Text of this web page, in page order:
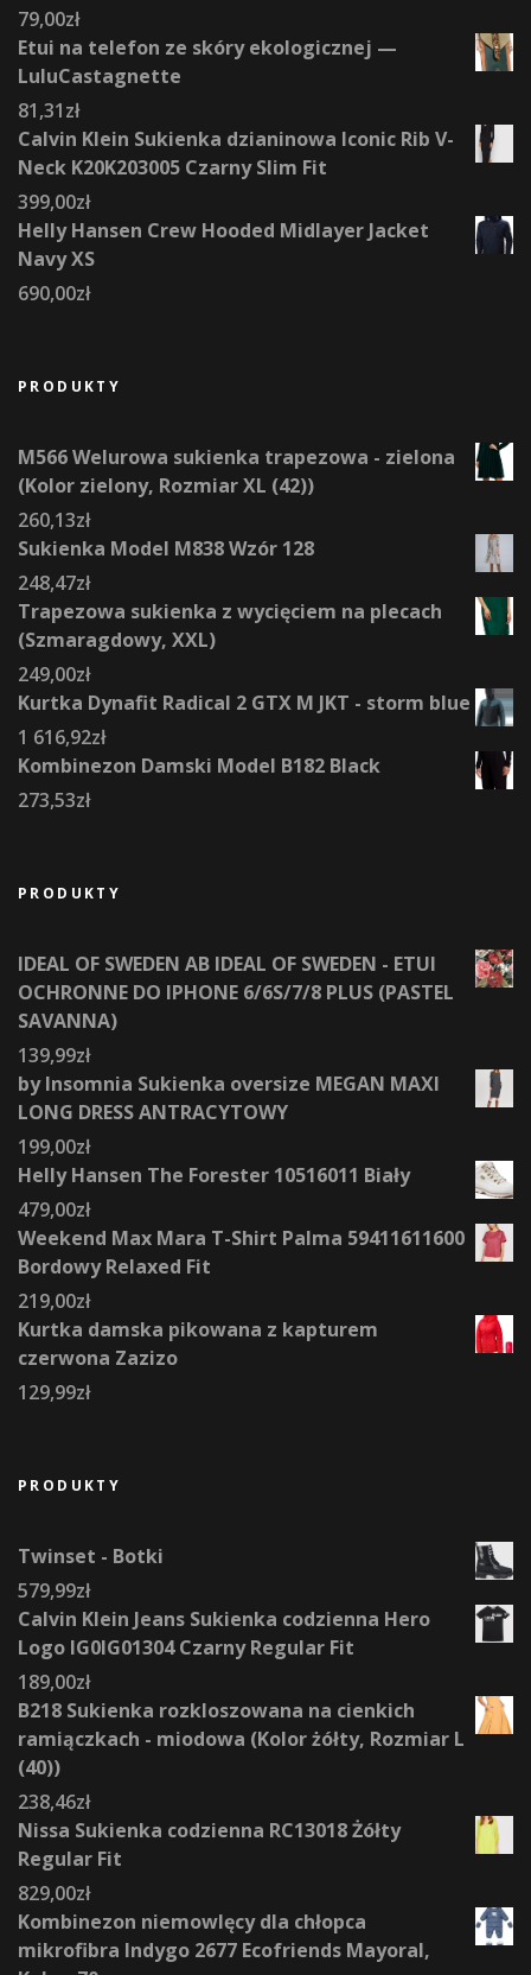
79,00zł
Etui na telefon ze skóry ekologicznej —
LuluCastagnette
81,31zł
Calvin Klein Sukienka dzianinowa Iconic Rib V-
Neck K20K203005 Czarny Slim Fit
399,00zł
Helly Hansen Crew Hooded Midlayer Jacket
Navy XS
690,00zł
PRODUKTY
M566 Welurowa sukienka trapezowa - zielona
(Kolor zielony, Rozmiar XL (42))
260,13zł
Sukienka Model M838 Wzór 128
248,47zł
Trapezowa sukienka z wycięciem na plecach
(Szmaragdowy, XXL)
249,00zł
Kurtka Dynafit Radical 2 GTX M JKT - storm blue
1 616,92zł
Kombinezon Damski Model B182 Black
273,53zł
PRODUKTY
IDEAL OF SWEDEN AB IDEAL OF SWEDEN - ETUI
OCHRONNE DO IPHONE 6/6S/7/8 PLUS (PASTEL
SAVANNA)
139,99zł
by Insomnia Sukienka oversize MEGAN MAXI
LONG DRESS ANTRACYTOWY
199,00zł
Helly Hansen The Forester 10516011 Biały
479,00zł
Weekend Max Mara T-Shirt Palma 59411611600
Bordowy Relaxed Fit
219,00zł
Kurtka damska pikowana z kapturem
czerwona Zazizo
129,99zł
PRODUKTY
Twinset - Botki
579,99zł
Calvin Klein Jeans Sukienka codzienna Hero
Logo IG0IG01304 Czarny Regular Fit
189,00zł
B218 Sukienka rozkloszowana na cienkich
ramiączkach - miodowa (Kolor żółty, Rozmiar L
(40))
238,46zł
Nissa Sukienka codzienna RC13018 Żółty
Regular Fit
829,00zł
Kombinezon niemowlęcy dla chłopca
mikrofibra Indygo 2677 Ecofriends Mayoral,